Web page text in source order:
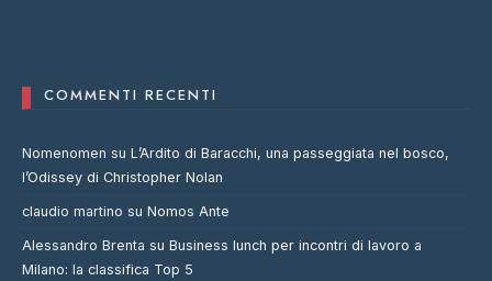
COMMENTI RECENTI
Nomenomen su L’Ardito di Baracchi, una passeggiata nel bosco,
l’Odissey di Christopher Nolan
claudio martino su Nomos Ante
Alessandro Brenta su Business lunch per incontri di lavoro a
Milano: la classifica Top 5